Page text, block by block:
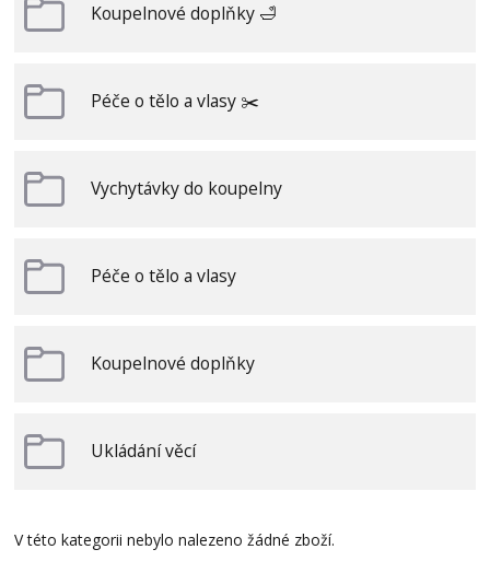
Koupelnové doplňky 🛁
Péče o tělo a vlasy ✂️
Vychytávky do koupelny
Péče o tělo a vlasy
Koupelnové doplňky
Ukládání věcí
V této kategorii nebylo nalezeno žádné zboží.